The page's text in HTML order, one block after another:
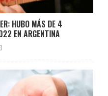
HUBO MÁS DE 4
EN ARGENTINA